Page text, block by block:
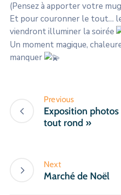
(Pensez à apporter votre
Et pour couronner le tout…
viendront illuminer la soirée
Un moment magique,
manquer
Previous
Exposition
tout rond »
Next
Marché de Noël